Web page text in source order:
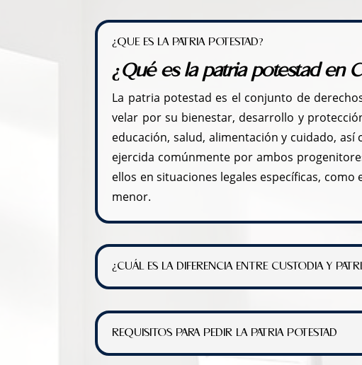
¿QUE ES LA PATRIA POTESTAD?
¿Qué es la patria potestad en
La patria potestad es el conjunto de
velar por su bienestar, desarrollo y
educación, salud, alimentación y cuidado,
ejercida comúnmente por ambos
ellos en situaciones legales específicas,
menor.
¿CUÁL ES LA DIFERENCIA ENTRE CUSTODIA Y
REQUISITOS PARA PEDIR LA PATRIA POTESTAD